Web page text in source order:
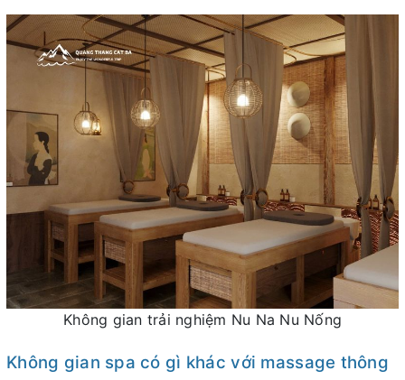
Không gian trải nghiệm Nu Na Nu Nống
Không gian spa có gì khác với massage thông